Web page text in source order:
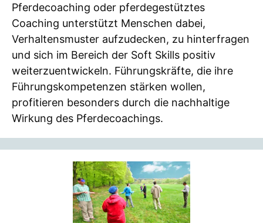
Pferdecoaching oder pferdegestütztes
Coaching unterstützt Menschen dabei,
Verhaltensmuster aufzudecken, zu hinterfragen
und sich im Bereich der Soft Skills positiv
weiterzuentwickeln. Führungskräfte, die ihre
Führungskompetenzen stärken wollen,
profitieren besonders durch die nachhaltige
Wirkung des Pferdecoachings.